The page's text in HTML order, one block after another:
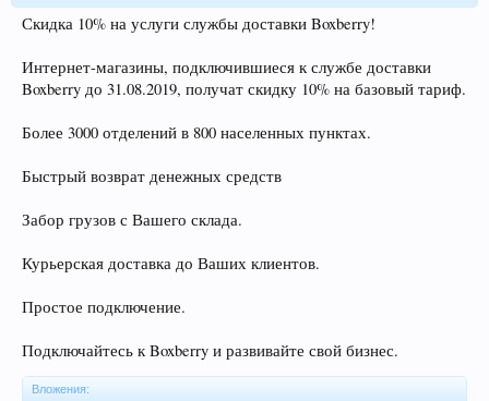
Скидка 10% на услуги службы доставки Boxberry!
Интернет-магазины, подключившиеся к службе доставки
Boxberry до 31.08.2019, получат скидку 10% на базовый тариф.
Более 3000 отделений в 800 населенных пунктах.
Быстрый возврат денежных средств
Забор грузов с Вашего склада.
Курьерская доставка до Ваших клиентов.
Простое подключение.
Подключайтесь к Boxberry и развивайте свой бизнес.
Вложения: